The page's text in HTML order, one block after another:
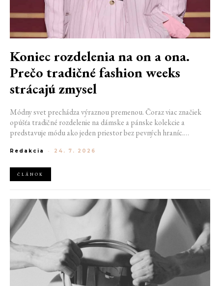
Koniec rozdelenia na on a ona.
Prečo tradičné fashion weeks
strácajú zmysel
Módny svet prechádza výraznou premenou. Čoraz viac značiek
opúšťa tradičné rozdelenie na dámske a pánske kolekcie a
predstavuje módu ako jeden priestor bez pevných hraníc.
udržateľnosť naznačujú, že klasické týždne módy môžu čoskoro
Redakcia - 24. 7. 2026
ČLÁNOK